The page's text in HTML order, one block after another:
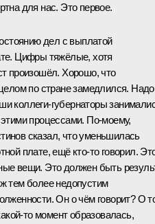
для нас. Это первое.
дел с выплатой
Цифры тяжёлые, хотя
произошёл. Хорошо, что
по стране замедлился.
коллеги-губернаторы
процессами. По‑моему,
сказал, что уменьшилась
плате, ещё кто‑то говорил.
вещи. Это должен быть
тем более недопустим
Он о чём говорит? О
момент образовалась,